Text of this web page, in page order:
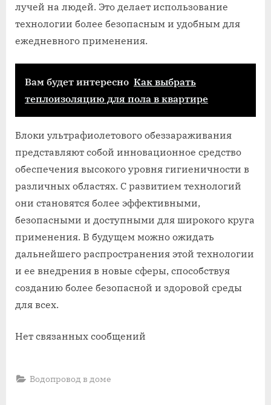
лучей на людей. Это делает использование
технологии более безопасным и удобным для
ежедневного применения.
Вам будет интересно Как выбрать
теплоизоляцию для пола в квартире
Блоки ультрафиолетового обеззараживания
представляют собой инновационное средство
обеспечения высокого уровня гигиеничности в
различных областях. С развитием технологий
они становятся более эффективными,
безопасными и доступными для широкого круга
применения. В будущем можно ожидать
дальнейшего распространения этой технологии
и ее внедрения в новые сферы, способствуя
созданию более безопасной и здоровой среды
для всех.
Нет связанных сообщений
Водопровод в доме